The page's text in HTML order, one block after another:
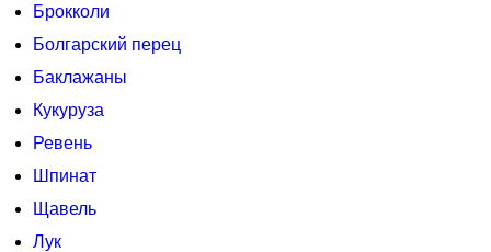
Брокколи
Болгарский перец
Баклажаны
Кукуруза
Ревень
Шпинат
Щавель
Лук